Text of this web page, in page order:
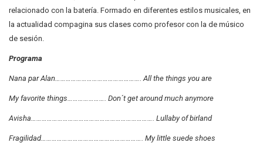
relacionado con la batería. Formado en diferentes estilos musicales, en
la actualidad compagina sus clases como profesor con la de músico
de sesión.
Programa
Nana par Alan…………………………………………. All the things you are
My favorite things…………………. Don´t get around much anymore
Avisha……………………………………………………………. Lullaby of birland
Fragilidad…………………………………………………. My little suede shoes